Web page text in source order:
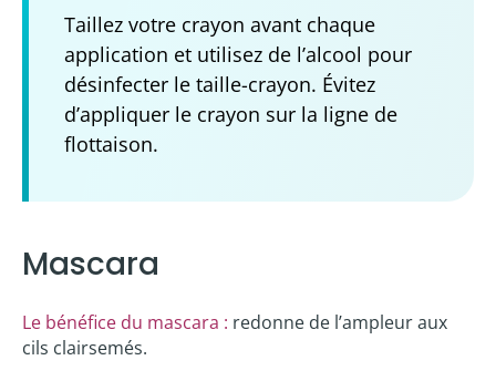
Taillez votre crayon avant chaque
application et utilisez de l’alcool pour
désinfecter le taille-crayon. Évitez
d’appliquer le crayon sur la ligne de
flottaison.
Mascara
Le bénéfice du mascara : redonne de l’ampleur aux
cils clairsemés.